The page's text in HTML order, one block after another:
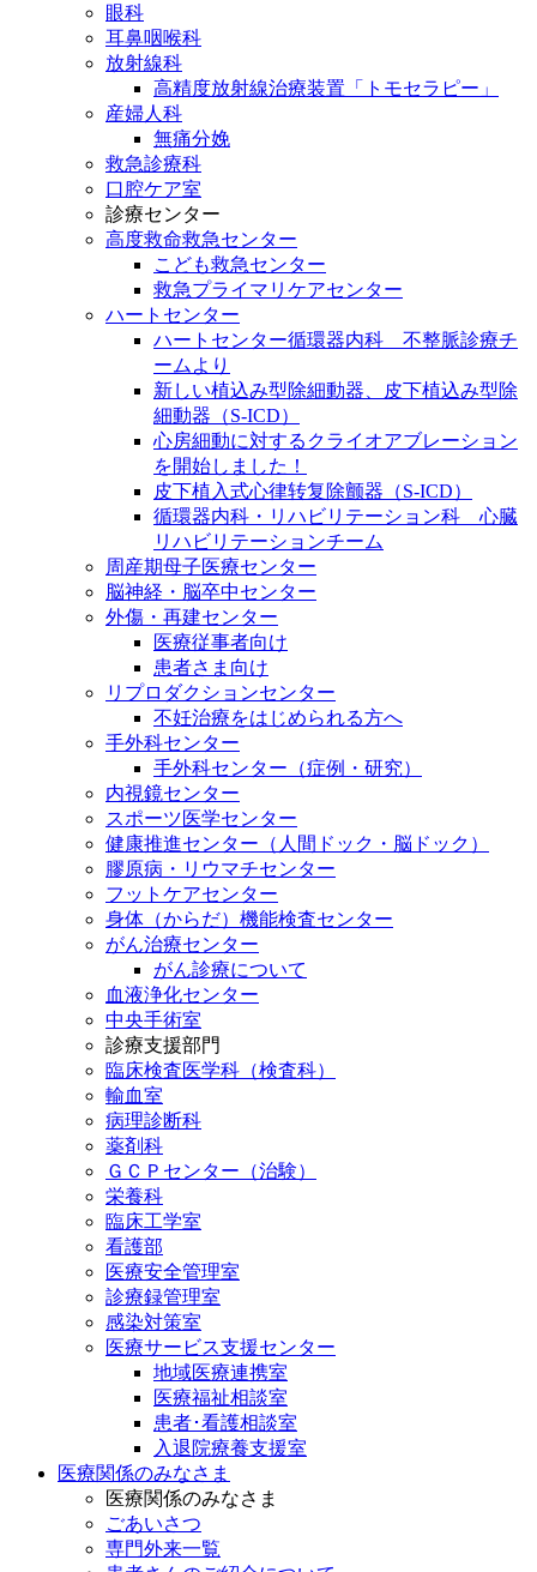
眼科
耳鼻咽喉科
放射線科
高精度放射線治療装置「トモセラピー」
産婦人科
無痛分娩
救急診療科
口腔ケア室
診療センター
高度救命救急センター
こども救急センター
救急プライマリケアセンター
ハートセンター
ハートセンター循環器内科 不整脈診療チ
ームより
新しい植込み型除細動器、皮下植込み型除
細動器（S-ICD）
心房細動に対するクライオアブレーション
を開始しました！
皮下植入式心律转复除颤器（S-ICD）
循環器内科・リハビリテーション科 心臓
リハビリテーションチーム
周産期母子医療センター
脳神経・脳卒中センター
外傷・再建センター
医療従事者向け
患者さま向け
リプロダクションセンター
不妊治療をはじめられる方へ
手外科センター
手外科センター（症例・研究）
内視鏡センター
スポーツ医学センター
健康推進センター（人間ドック・脳ドック）
膠原病・リウマチセンター
フットケアセンター
身体（からだ）機能検査センター
がん治療センター
がん診療について
血液浄化センター
中央手術室
診療支援部門
臨床検査医学科（検査科）
輸血室
病理診断科
薬剤科
ＧＣＰセンター（治験）
栄養科
臨床工学室
看護部
医療安全管理室
診療録管理室
感染対策室
医療サービス支援センター
地域医療連携室
医療福祉相談室
患者･看護相談室
入退院療養支援室
医療関係のみなさま
医療関係のみなさま
ごあいさつ
専門外来一覧